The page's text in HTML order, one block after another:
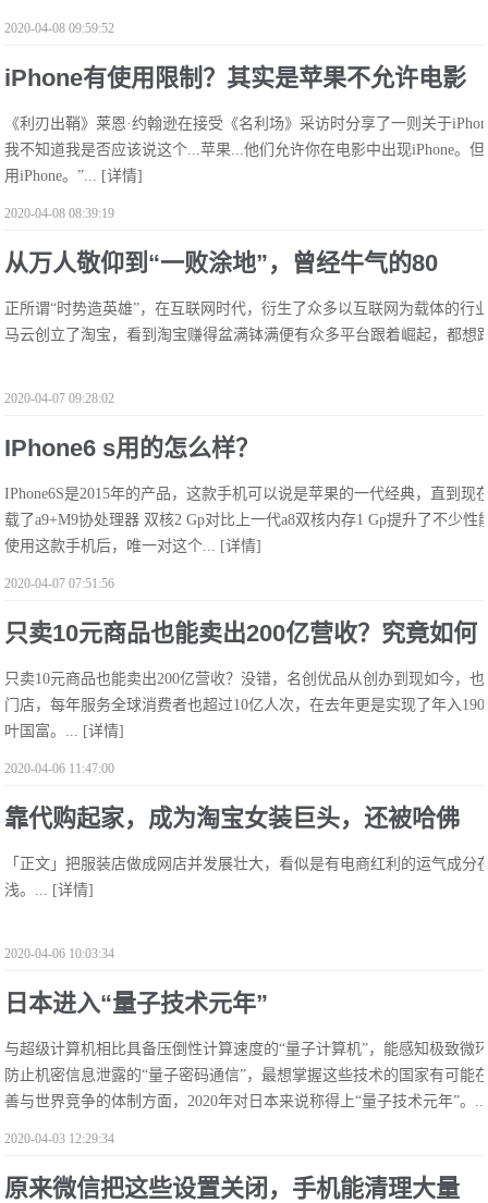
2020-04-08 09:59:52
iPhone有使用限制？其实是苹果不允许电影
里的坏人用iPhone
《利刃出鞘》莱恩·约翰逊在接受《名利场》采访时分享了一则关于
我不知道我是否应该说这个...苹果...他们允许你在电影中出现iPhone。
用iPhone。”... [详情]
2020-04-08 08:39:19
从万人敬仰到“一败涂地”，曾经牛气的80
后，好一招“回马枪”
正所谓“时势造英雄”，在互联网时代，衍生了众多以互联网为载体的行
马云创立了淘宝，看到淘宝赚得盆满钵满便有众多平台跟着崛起，都想
2020-04-07 09:28:02
IPhone6 s用的怎么样？
IPhone6S是2015年的产品，这款手机可以说是苹果的一代经典，直到现
载了a9+M9协处理器 双核2 Gp对比上一代a8双核内存1 Gp提升了不少
使用这款手机后，唯一对这个... [详情]
2020-04-07 07:51:56
只卖10元商品也能卖出200亿营收？究竟如何
做到
只卖10元商品也能卖出200亿营收？没错，名创优品从创办到现如今，
门店，每年服务全球消费者也超过10亿人次，在去年更是实现了年入
叶国富。... [详情]
2020-04-06 11:47:00
靠代购起家，成为淘宝女装巨头，还被哈佛
商学院写进教学案例
「正文」把服装店做成网店并发展壮大，看似是有电商红利的运气成
浅。... [详情]
2020-04-06 10:03:34
日本进入“量子技术元年”
与超级计算机相比具备压倒性计算速度的“量子计算机”，能感知极致微
防止机密信息泄露的“量子密码通信”，最想掌握这些技术的国家有可能
善与世界竞争的体制方面，2020年对日本来说称得上“量子技术元年”。...
2020-04-03 12:29:34
原来微信把这些设置关闭，手机能清理大量